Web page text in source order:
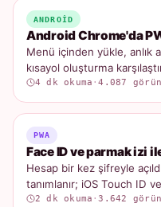
ANDROID
Android Chrome'da
Menü içinden yükle, anlık
kısayol oluşturma
4 dk okuma ·4.087
PWA
Face ID ve parmak izi
Hesap bir kez şifreyle
tanımlanır; iOS Touch ID
2 dk okuma ·3.642